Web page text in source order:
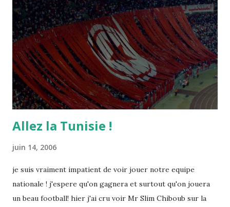
Allez la Tunisie !
juin 14, 2006
je suis vraiment impatient de voir jouer notre equipe
nationale ! j'espere qu'on gagnera et surtout qu'on jouera
un beau football! hier j'ai cru voir Mr Slim Chiboub sur la